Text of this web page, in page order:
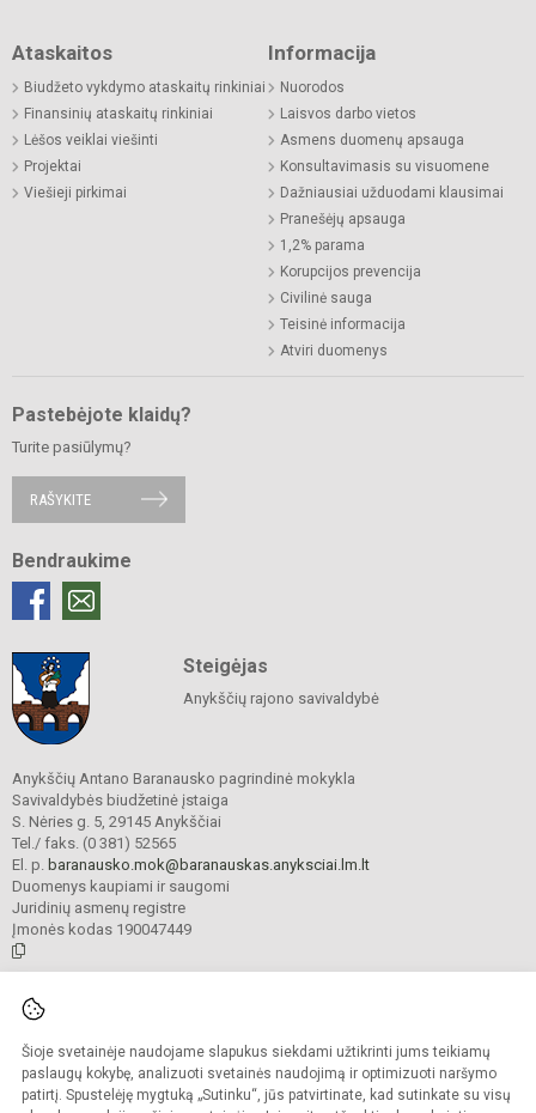
Šioje svetainėje naudojame slapukus siekdami užtikrinti jums teikiamų
paslaugų kokybę, analizuoti svetainės naudojimą ir optimizuoti naršymo
patirtį. Spustelėję mygtuką „Sutinku“, jūs patvirtinate, kad sutinkate su visų
Ataskaitos
Biudžeto vykdymo ataskaitų rinkiniai
Finansinių ataskaitų rinkiniai
Lėšos veiklai viešinti
Projektai
Viešieji pirkimai
Informacija
Nuorodos
Laisvos darbo vietos
Asmens duomenų apsauga
Konsultavimasis su visuomene
Dažniausiai užduodami klausimai
Pranešėjų apsauga
1,2% parama
Korupcijos prevencija
Civilinė sauga
Teisinė informacija
Atviri duomenys
Pastebėjote klaidų?
Turite pasiūlymų?
RAŠYKITE
Bendraukime
Steigėjas
Anykščių rajono savivaldybė
Anykščių Antano Baranausko pagrindinė mokykla
Savivaldybės biudžetinė įstaiga
S. Nėries g. 5, 29145 Anykščiai
Tel./ faks. (0 381) 52565
El. p. baranausko.mok@baranauskas.anyksciai.lm.lt
Duomenys kaupiami ir saugomi
Juridinių asmenų registre
Įmonės kodas 190047449
Kopijuoti turinį be raštiško mokyklos administracijos sutikimo griežtai
draudžiama.
Prieinamumo paraiška Slapukų valdymas